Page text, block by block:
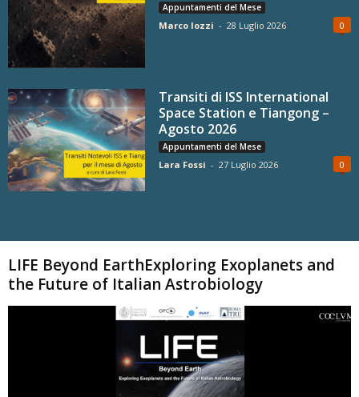
Appuntamenti del Mese
Marco Iozzi - 28 Luglio 2026 0
Transiti di ISS International
Space Station e Tiangong –
Agosto 2026
Appuntamenti del Mese
Lara Fossi - 27 Luglio 2026 0
LIFE Beyond EarthExploring Exoplanets and
the Future of Italian Astrobiology